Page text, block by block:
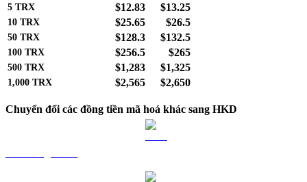
5 TRX $12.83 $13.25
10 TRX $25.65 $26.5
50 TRX $128.3 $132.5
100 TRX $256.5 $265
500 TRX $1,283 $1,325
1,000 TRX $2,565 $2,650
Chuyển đổi các đồng tiền mã hoá khác sang HKD